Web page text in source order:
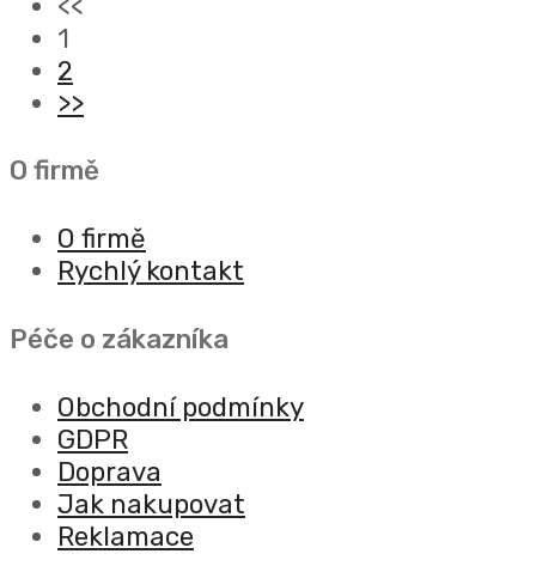
1
2
>>
O firmě
O firmě
Rychlý kontakt
Péče o zákazníka
Obchodní podmínky
GDPR
Doprava
Jak nakupovat
Reklamace